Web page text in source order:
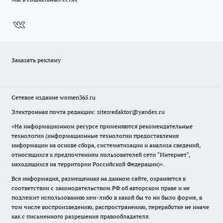
Заказать рекламу
Сетевое издание women365.ru
Электронная почта редакции: sitesredaktor@yandex.ru
«На информационном ресурсе применяются рекомендательные
технологии (информационные технологии предоставления
информации на основе сбора, систематизации и анализа сведений,
относящихся к предпочтениям пользователей сети "Интернет",
находящихся на территории Российской Федерации)».
Вся информация, размещенная на данном сайте, охраняется в
соответствии с законодательством РФ об авторском праве и не
подлежит использованию кем-либо в какой бы то ни было форме, в
том числе воспроизведению, распространению, переработке не иначе
как с письменного разрешения правообладателя.